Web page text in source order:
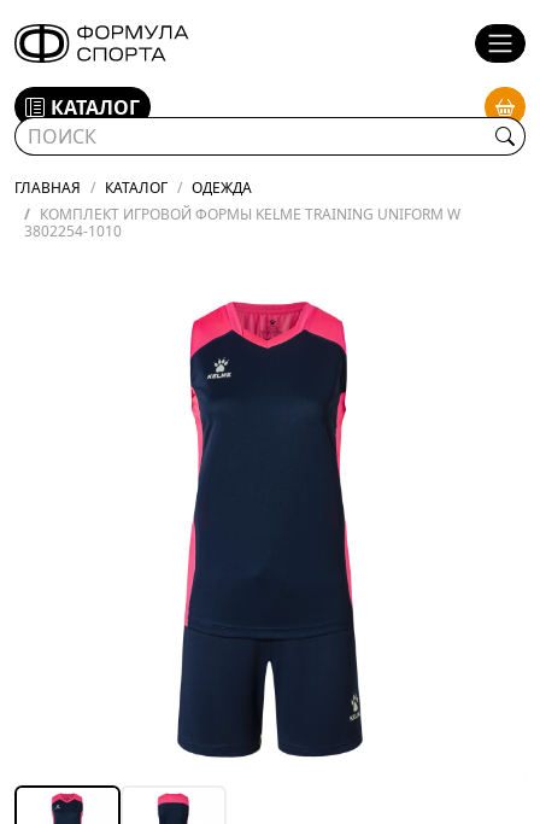
КАТАЛОГ
ГЛАВНАЯ КАТАЛОГ
ОДЕЖДА
КОМПЛЕКТ ИГРОВОЙ ФОРМЫ KELME TRAINING UNIFORM W
3802254-1010